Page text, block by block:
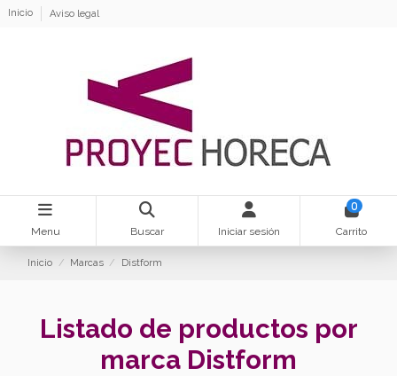
Inicio Aviso legal
Menu Buscar Iniciar sesión
0
Carrito
Inicio Marcas Distform
Listado de productos por
marca Distform